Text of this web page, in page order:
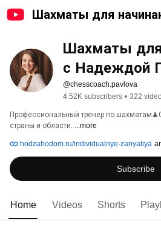
Шахматы для
Шахматы
с Надеждой
@chesscoach.pavlova
4.52K subscribers • 322
Профессиональный тренер по
страны и области. ...more
hodzahodom.ru/individualnye-zanyatiya
Subscribe
Home Videos Shorts